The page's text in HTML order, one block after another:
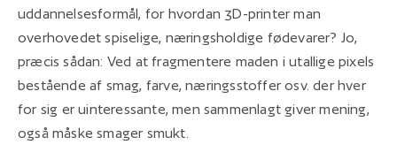
uddannelsesformål, for hvordan 3D-printer man
overhovedet spiselige, næringsholdige fødevarer? Jo,
præcis sådan: Ved at fragmentere maden i utallige pixels
bestående af smag, farve, næringsstoffer osv. der hver
for sig er uinteressante, men sammenlagt giver mening,
også måske smager smukt.